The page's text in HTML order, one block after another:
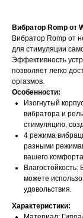
Вибратор Romp от
Вибратор Romp от
для стимуляции
Эффективность
позволяет легко
оргазмов.
Особенности:
Изогнутый
вибратора и
стимуляцию,
4 режима
разными
вашего
можете
удовольствия.
Характеристики: